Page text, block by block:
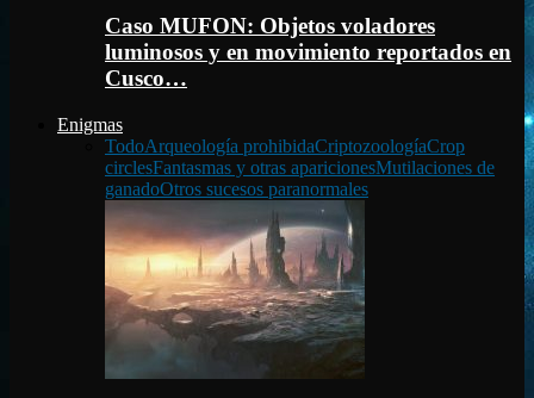
Caso MUFON: Objetos voladores
luminosos y en movimiento reportados en
Cusco…
Enigmas
TodoArqueología prohibidaCriptozoologíaCrop
circlesFantasmas y otras aparicionesMutilaciones de
ganadoOtros sucesos paranormales